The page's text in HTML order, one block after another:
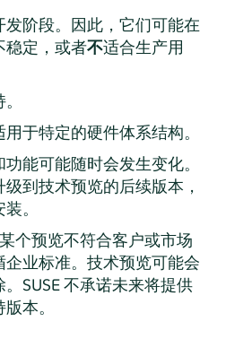
阶段。因此，它们可能在
稳定，或者不适合生产用
于特定的硬件体系结构。
能可能随时会发生变化。
到技术预览的后续版本，
。
个预览不符合客户或市场
企业标准。技术预览可能会
SUSE 不承诺未来将提供
本。